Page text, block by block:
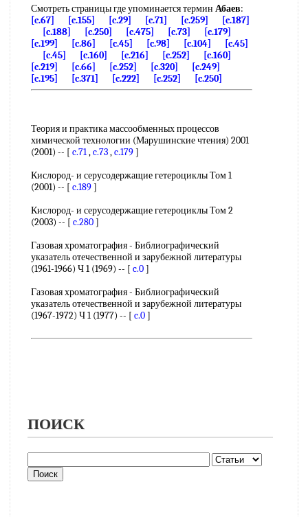
Смотреть страницы где упоминается термин Абаев:
[c.67]
[c.155] [c.29] [c.71] [c.259]
[c.187]
[c.188]
[c.250] [c.475] [c.73]
[c.179]
[c.199]
[c.86] [c.45] [c.98] [c.104]
[c.45]
[c.45]
[c.160] [c.216] [c.252]
[c.160]
[c.219]
[c.66] [c.252] [c.320]
[c.249]
[c.195]
[c.371] [c.222] [c.252] [c.250]
Теория и практика массообменных процессов
химической технологии (Марушинские чтения) 2001
(2001) -- [ c.71,c.73,c.179]
Кислород- и серусодержащие гетероциклы Том 1
(2001) -- [ c.189]
Кислород- и серусодержащие гетероциклы Том 2
(2003) -- [ c.280]
Газовая хроматография - Библиографический
указатель отечественной и зарубежной литературы
(1961-1966) Ч 1 (1969) -- [ c.0]
Газовая хроматография - Библиографический
указатель отечественной и зарубежной литературы
(1967-1972) Ч 1 (1977) -- [ c.0]
ПОИСК